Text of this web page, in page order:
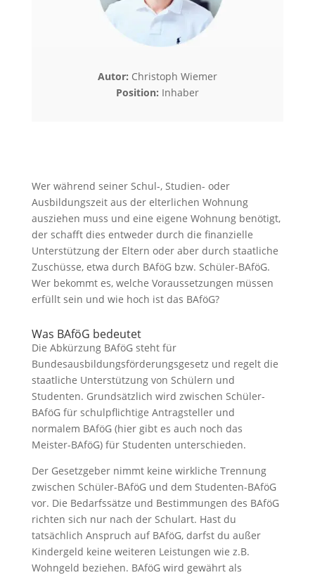
Autor: Christoph Wiemer
Position: Inhaber
Wer während seiner Schul-, Studien- oder
Ausbildungszeit aus der elterlichen Wohnung
ausziehen muss und eine eigene Wohnung benötigt,
der schafft dies entweder durch die finanzielle
Unterstützung der Eltern oder aber durch staatliche
Zuschüsse, etwa durch BAföG bzw. Schüler-BAföG.
Wer bekommt es, welche Voraussetzungen müssen
erfüllt sein und wie hoch ist das BAföG?
Was BAföG bedeutet
Die Abkürzung BAföG steht für
Bundesausbildungsförderungsgesetz und regelt die
staatliche Unterstützung von Schülern und
Studenten. Grundsätzlich wird zwischen Schüler-
BAföG für schulpflichtige Antragsteller und
normalem BAföG (hier gibt es auch noch das
Meister-BAföG) für Studenten unterschieden.
Der Gesetzgeber nimmt keine wirkliche Trennung
zwischen Schüler-BAföG und dem Studenten-BAföG
vor. Die Bedarfssätze und Bestimmungen des BAföG
richten sich nur nach der Schulart. Hast du
tatsächlich Anspruch auf BAföG, darfst du außer
Kindergeld keine weiteren Leistungen wie z.B.
Wohngeld beziehen. BAföG wird gewährt als